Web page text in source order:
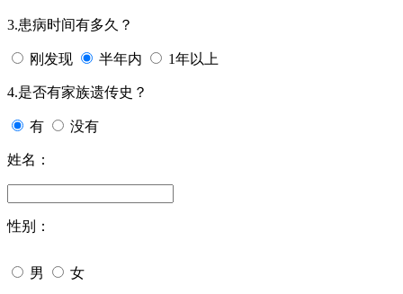
3.患病时间有多久？
刚发现 半年内 1年以上
4.是否有家族遗传史？
有 没有
姓名：
性别：
男 女